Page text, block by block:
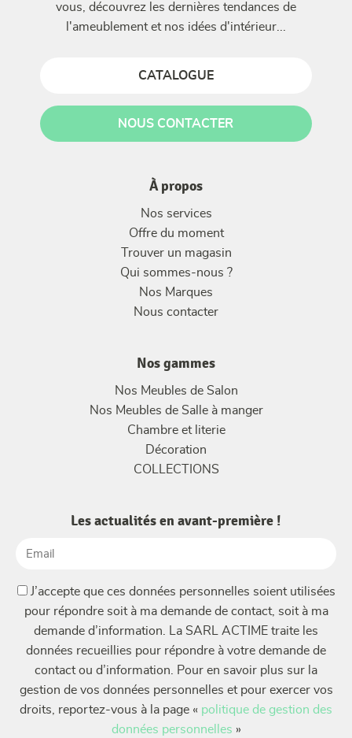
vous, découvrez les dernières tendances de
l'ameublement et nos idées d'intérieur...
CATALOGUE
NOUS CONTACTER
À propos
Nos services
Offre du moment
Trouver un magasin
Qui sommes-nous ?
Nos Marques
Nous contacter
Nos gammes
Nos Meubles de Salon
Nos Meubles de Salle à manger
Chambre et literie
Décoration
COLLECTIONS
Les actualités en avant-première !
(Nécessaire)
J’accepte que ces données personnelles soient utilisées
pour répondre soit à ma demande de contact, soit à ma
demande d’information. La SARL ACTIME traite les
données recueillies pour répondre à votre demande de
contact ou d’information. Pour en savoir plus sur la
gestion de vos données personnelles et pour exercer vos
droits, reportez-vous à la page « politique de gestion des
données personnelles »